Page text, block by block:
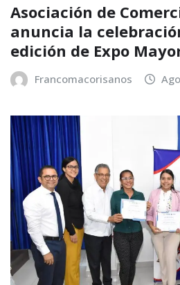
Asociación de
anuncia la
edición de Expo
Francomacorisanos